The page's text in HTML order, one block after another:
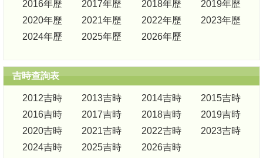
2016年歷
2017年歷 2018年歷
2019年歷
2020年歷
2021年歷 2022年歷
2023年歷
2024年歷
2025年歷 2026年歷
吉時查詢表
2012吉時 2013吉時 2014吉時
2015吉時
2016吉時
2017吉時 2018吉時
2019吉時
2020吉時
2021吉時 2022吉時
2023吉時
2024吉時
2025吉時 2026吉時